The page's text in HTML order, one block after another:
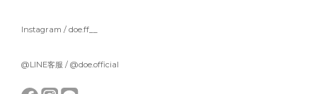
Instagram / doe.ff__
@LINE客服 / @doe.official